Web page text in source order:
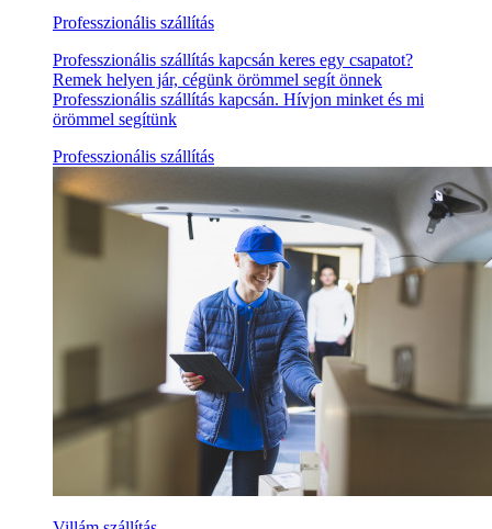
Professzionális szállítás
Professzionális szállítás kapcsán keres egy csapatot?
Remek helyen jár, cégünk örömmel segít önnek
Professzionális szállítás kapcsán. Hívjon minket és mi
örömmel segítünk
Professzionális szállítás